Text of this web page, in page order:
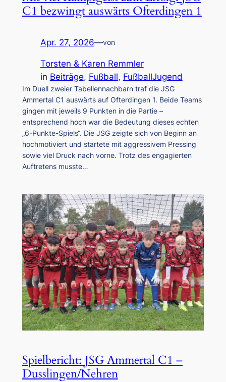
C1 bezwingt auswärts Ofterdingen 1
Apr. 27, 2026—von
Torsten & Karen Remmler
in Beiträge, Fußball, FußballJugend
Im Duell zweier Tabellennachbarn traf die JSG
Ammertal C1 auswärts auf Ofterdingen 1. Beide Teams
gingen mit jeweils 9 Punkten in die Partie –
entsprechend hoch war die Bedeutung dieses echten
„6-Punkte-Spiels“. Die JSG zeigte sich von Beginn an
hochmotiviert und startete mit aggressivem Pressing
sowie viel Druck nach vorne. Trotz des engagierten
Auftretens musste…
Spielbericht: JSG Ammertal C1 –
Dusslingen/Nehren